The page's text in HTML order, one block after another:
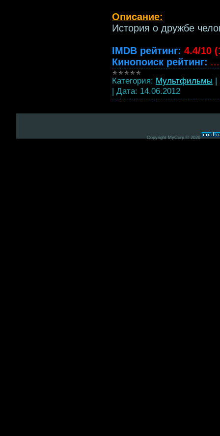
Описание:
История о дружбе
IMDB рейтинг: 4.4/10
Кинопоиск рейтинг:
Категория: Мультфильмы |
| Дата: 14.06.2012
Copyright MyCorp © 2026